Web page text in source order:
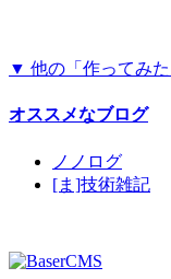
▼ 他の「作ってみ
オススメなブログ
ノノログ
[ま]技術雑記